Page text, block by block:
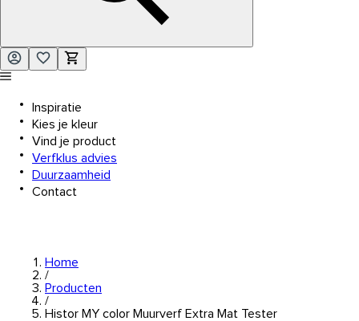
Inspiratie
Kies je kleur
Vind je product
Verfklus advies
Duurzaamheid
Contact
Home
/
Producten
/
Histor MY color Muurverf Extra Mat Tester